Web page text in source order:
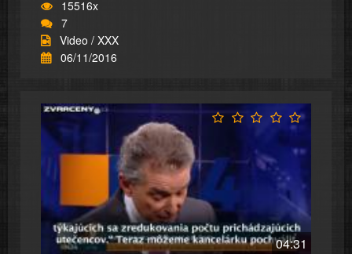
15516x
7
Video / XXX
06/11/2016
04:31